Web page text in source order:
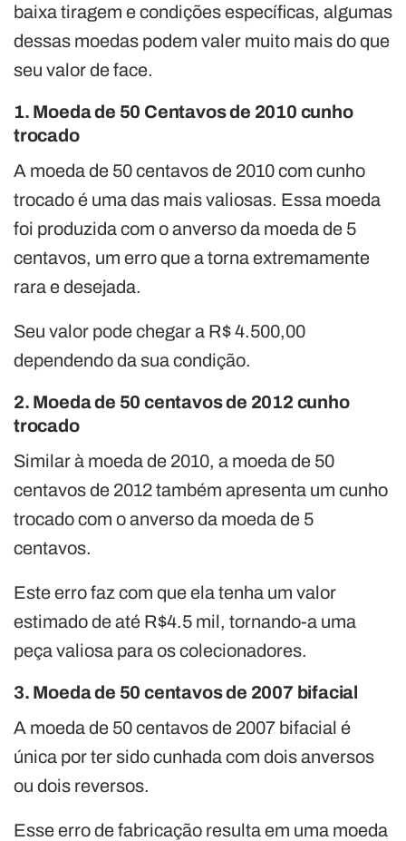
baixa tiragem e condições específicas, algumas
dessas moedas podem valer muito mais do que
seu valor de face.
1. Moeda de 50 Centavos de 2010 cunho
trocado
A moeda de 50 centavos de 2010 com cunho
trocado é uma das mais valiosas. Essa moeda
foi produzida com o anverso da moeda de 5
centavos, um erro que a torna extremamente
rara e desejada.
Seu valor pode chegar a R$ 4.500,00
dependendo da sua condição.
2. Moeda de 50 centavos de 2012 cunho
trocado
Similar à moeda de 2010, a moeda de 50
centavos de 2012 também apresenta um cunho
trocado com o anverso da moeda de 5
centavos.
Este erro faz com que ela tenha um valor
estimado de até R$4.5 mil, tornando-a uma
peça valiosa para os colecionadores.
3. Moeda de 50 centavos de 2007 bifacial
A moeda de 50 centavos de 2007 bifacial é
única por ter sido cunhada com dois anversos
ou dois reversos.
Esse erro de fabricação resulta em uma moeda